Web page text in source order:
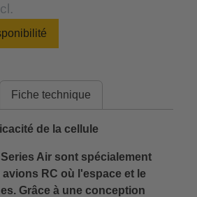
Fiche technique
de la cellule
Air sont spécialement
RC où l'espace et le
Grâce à une conception